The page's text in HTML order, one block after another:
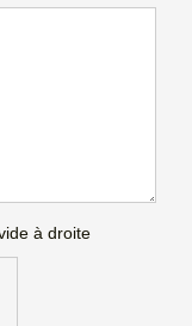
à droite